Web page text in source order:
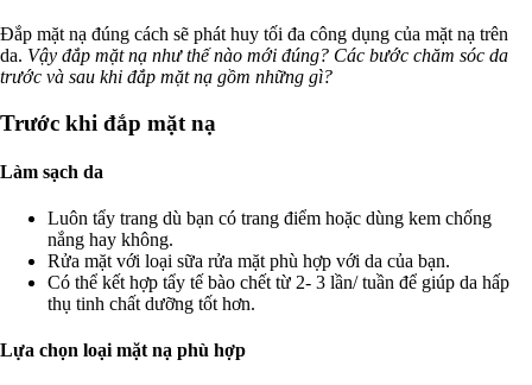
Đắp mặt nạ đúng cách sẽ phát huy tối đa công dụng của mặt nạ trên
da. Vậy đắp mặt nạ như thế nào mới đúng? Các bước chăm sóc da
trước và sau khi đắp mặt nạ gồm những gì?
Trước khi đắp mặt nạ
Làm sạch da
Luôn tẩy trang dù bạn có trang điểm hoặc dùng kem chống
nắng hay không.
Rửa mặt với loại sữa rửa mặt phù hợp với da của bạn.
Có thể kết hợp tẩy tế bào chết từ 2- 3 lần/ tuần để giúp da hấp
thụ tinh chất dưỡng tốt hơn.
Lựa chọn loại mặt nạ phù hợp